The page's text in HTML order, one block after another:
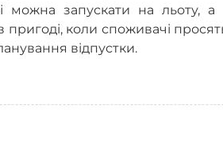
можна запускати на льоту,
коли споживачі
відпустки.